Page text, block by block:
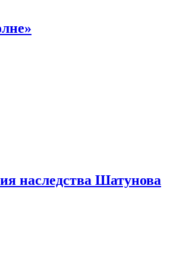
наследства Шатунова